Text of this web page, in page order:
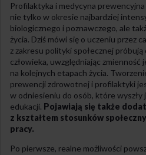
Profilaktyka i medycyna
nie tylko w okresie najbardziej
biologicznego i poznawczego, ale
życia. Dziś mówi się o uczeniu przez
z zakresu polityki społecznej
człowieka, uwzględniając
na kolejnych etapach życia.
prewencji zdrowotnej i profilaktyki
w odniesieniu do osób, które wyszły
edukacji. Pojawiają się także
z kształtem stosunków
pracy.
Po pierwsze, realne możliwości